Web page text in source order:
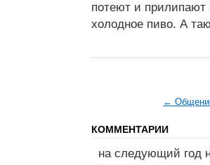
потеют и прилипают
холодное пиво. А
←
КОММЕНТАРИИ
на следующий год